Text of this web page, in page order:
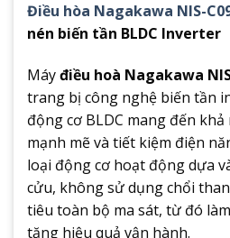
Điều hòa Nagakawa NIS-
nén biến tần BLDC Inverter
Máyđiều hoà Nagakawa
trang bị công nghệ biến tần
động cơ BLDC mang đến
mạnh mẽ và tiết kiệm điện
loại động cơ hoạt động dựa
cửu, không sử dụng chổi
tiêu toàn bộ ma sát, từ đó
tăng hiệu quả vận hành.